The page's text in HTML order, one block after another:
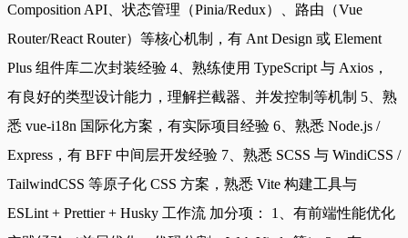
Composition API、状态管理（Pinia/Redux）、路由（Vue
Router/React Router）等核心机制，有 Ant Design 或 Element
Plus 组件库二次封装经验 4、熟练使用 TypeScript 与 Axios，
有良好的类型设计能力，理解拦截器、并发控制等机制 5、熟
悉 vue-i18n 国际化方案，有实际项目经验 6、熟悉 Node.js /
Express，有 BFF 中间层开发经验 7、熟悉 SCSS 与 WindiCSS /
TailwindCSS 等原子化 CSS 方案，熟悉 Vite 构建工具与
ESLint + Prettier + Husky 工作流 加分项： 1、有前端性能优化